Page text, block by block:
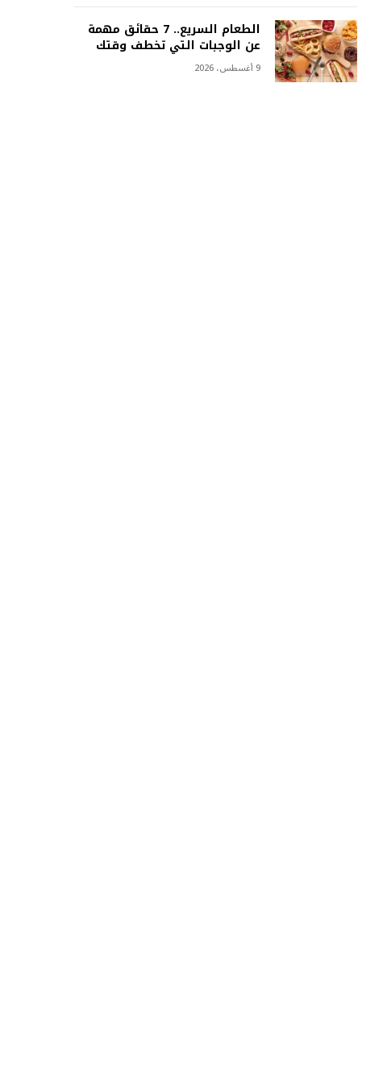
الطعام السريع.. 7 حقائق مهمة
عن الوجبات التي تخطف وقتك
9 أغسطس، 2026